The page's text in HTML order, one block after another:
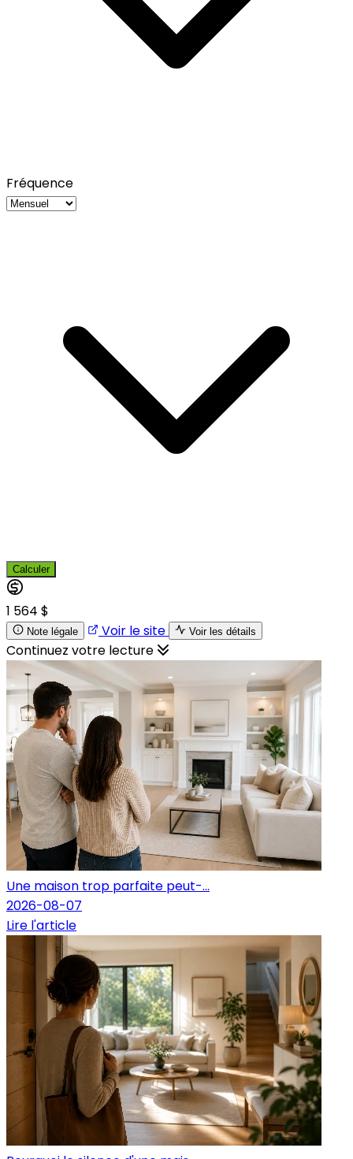
Fréquence
Calculer
1 564 $
Note légale Voir le site Voir les détails
Continuez votre lecture
Une maison trop parfaite peut-...
2026-08-07
Lire l'article